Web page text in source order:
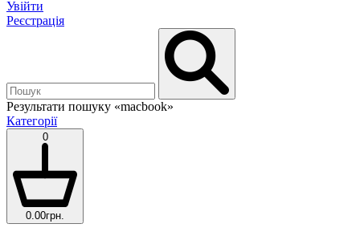
Увійти
Реєстрація
Результати пошуку «macbook»
Категорії
0
0.00грн.